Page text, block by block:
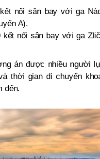
nối sân bay với ga
A).
kết nối sân bay với ga
án được nhiều người
thời gian di chuyển
đến.